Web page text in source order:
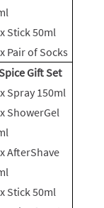
Stick 50ml
Pair of Socks
Gift Set
Spray 150ml
ShowerGel
AfterShave
Stick 50ml